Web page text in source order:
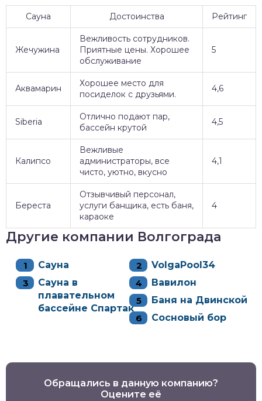
Сауна Достоинства Рейтинг
Жечужина
Вежливость сотрудников.
Приятные цены. Хорошее
обслуживание
5
Аквамарин
Хорошее место для
посиделок с друзьями.
4,6
Siberia
Отлично подают пар,
бассейн крутой
4,5
Калипсо
Вежливые
администраторы, все
чисто, уютно, вкусно
4,1
Береста
Отзывчивый персонал,
услуги банщика, есть баня,
караоке
4
Другие компании Волгограда
Сауна
VolgaPool34
Сауна в
плавательном
бассейне Спартак
Вавилон
Баня на Двинской
Сосновый бор
Обращались в данную компанию?
Оцените её